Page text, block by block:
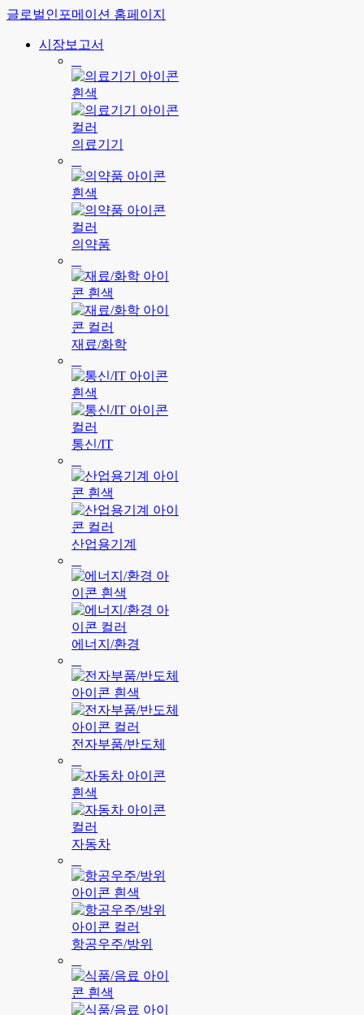
글로벌인포메이션 홈페이지
시장보고서
의료기기
의약품
재료/화학
통신/IT
산업용기계
에너지/환경
전자부품/반도체
자동차
항공우주/방위